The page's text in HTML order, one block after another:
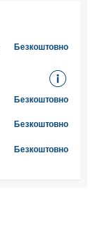
Безкоштовно
Безкоштовно
Безкоштовно
Безкоштовно